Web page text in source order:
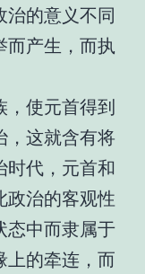
治的意义不同
而产生，而执
使元首得到
，这就含有将
时代，元首和
政治的客观性
态中而隶属于
上的牵连，而